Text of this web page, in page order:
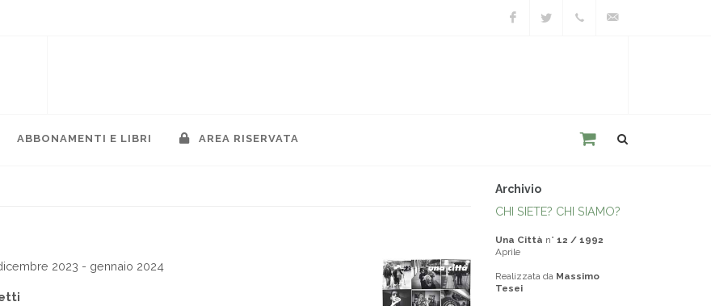
ABBONAMENTI E LIBRI AREA RISERVATA
2023 - gennaio 2024
Archivio
CHI SIETE? CHI SIAMO?
Una Città n° 12 / 1992
Aprile
Realizzata da Massimo
Tesei